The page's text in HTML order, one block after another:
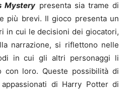
Mystery presenta sia trame di
più brevi. Il gioco presenta un
in cui le decisioni dei giocatori,
narrazione, si riflettono nelle
in cui gli altri personaggi li
con loro. Queste possibilità di
di Harry Potter di